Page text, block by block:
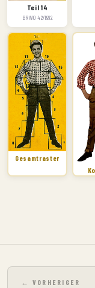
Teil 14
BRAVO 42/1962
Gesamtraster
VORHERIGER